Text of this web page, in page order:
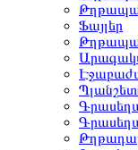
Ֆայլեր